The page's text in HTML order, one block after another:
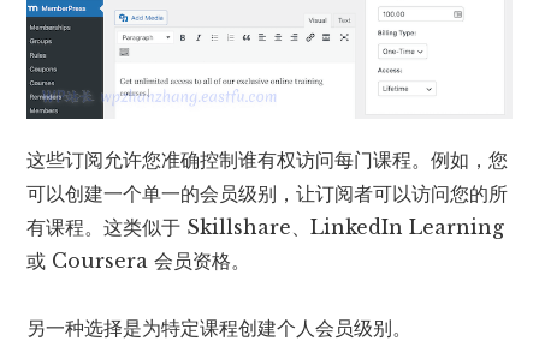
这些订阅允许您准确控制谁有权访问每门课程。例如，您
可以创建一个单一的会员级别，让订阅者可以访问您的所
有课程。这类似于 Skillshare、LinkedIn Learning
或 Coursera 会员资格。
另一种选择是为特定课程创建个人会员级别。